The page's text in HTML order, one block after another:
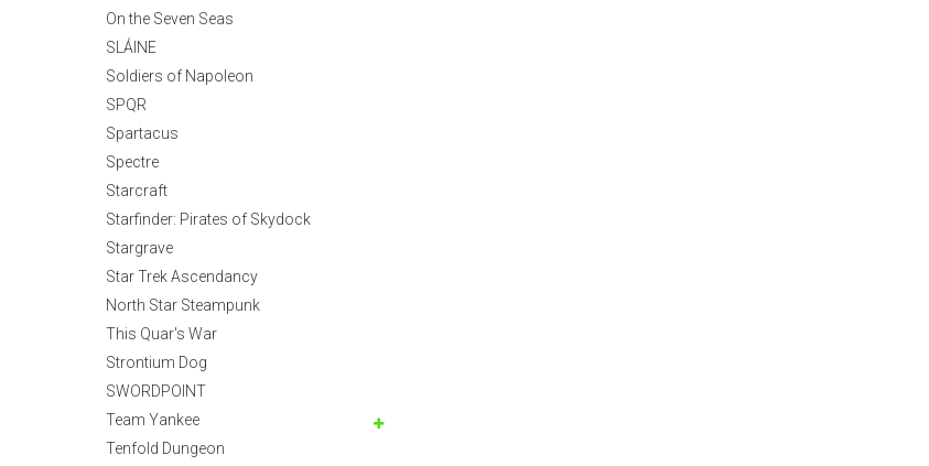
On the Seven Seas
SLÁINE
Soldiers of Napoleon
SPQR
Spartacus
Spectre
Starcraft
Starfinder: Pirates of Skydock
Stargrave
Star Trek Ascendancy
North Star Steampunk
This Quar's War
Strontium Dog
SWORDPOINT
Team Yankee
Tenfold Dungeon